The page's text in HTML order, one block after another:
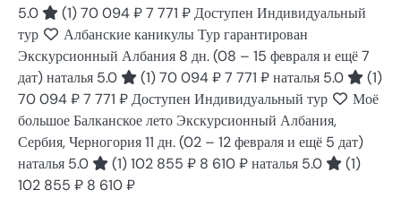
5.0
(1)70 094 ₽7 771 ₽Доступен Индивидуальный
тур
Албанские каникулы Тур гарантирован
Экскурсионный Албания 8 дн.(08 – 15 февраля и ещё 7
дат)наталья 5.0 (1)70 094 ₽7 771 ₽наталья 5.0
(1)
70 094 ₽7 771 ₽Доступен Индивидуальный тур
Моё
большое Балканское лето Экскурсионный Албания,
Сербия, Черногория11 дн.(02 – 12 февраля и ещё 5 дат)
наталья 5.0
(1)102 855 ₽ 8 610 ₽наталья 5.0
(1)
102 855 ₽ 8 610 ₽